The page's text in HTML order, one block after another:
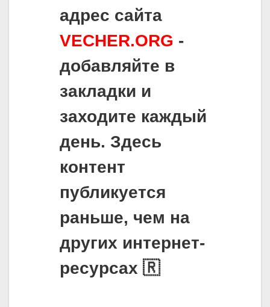
адрес сайта
VECHER.ORG -
добавляйте в
закладки и
заходите каждый
день. Здесь
контент
публикуется
раньше, чем на
других интернет-
ресурсах 🇷